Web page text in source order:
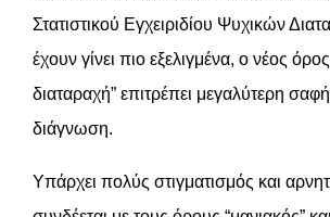
Στατιστικού Εγχειριδίου Ψυχικών
έχουν γίνει πιο εξελιγμένα, ο νέος
διαταραχή” επιτρέπει μεγαλύτερη
διάγνωση.
Υπάρχει πολύς στιγματισμός και